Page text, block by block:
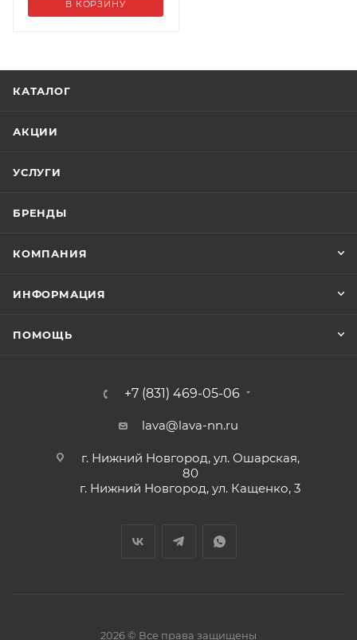
В КОРЗИНУ
КАТАЛОГ
АКЦИИ
УСЛУГИ
БРЕНДЫ
КОМПАНИЯ
ИНФОРМАЦИЯ
ПОМОЩЬ
+7 (831) 469-05-06
lava@lava-nn.ru
г. Нижний Новгород, ул. Ошарская,
80
г. Нижний Новгород, ул. Кащенко, 3
2026 © Все права защищены